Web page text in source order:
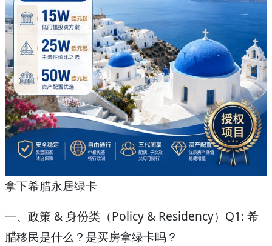
拿下希腊永居绿卡
一、政策 & 身份类（Policy & Residency） Q1: 希
腊移民是什么？是买房拿绿卡吗？